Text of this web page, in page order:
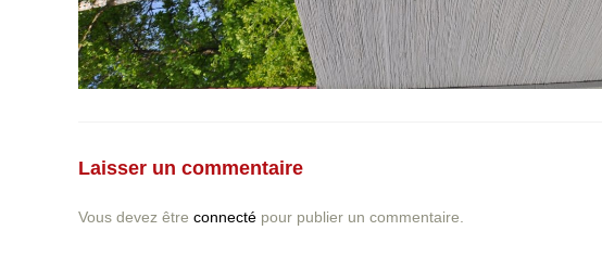
Laisser un commentaire
Vous devez être connecté pour publier un commentaire.